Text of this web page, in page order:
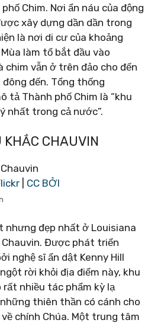
Chim. Nơi ẩn náu của động
xây dựng dần dần trong
là nơi di cư của khoảng
làm tổ bắt đầu vào
chim vẫn ở trên đảo cho đến
đến. Tổng thống
tả Thành phố Chim là “khu
nhất trong cả nước”.
CHAUVIN
CC BỞI
nhưng đẹp nhất ở Louisiana
Chauvin. Được phát triển
nghệ sĩ ẩn dật Kenny Hill
rời khỏi địa điểm này, khu
nhiều tác phẩm kỳ lạ
thiên thần có cánh cho
chính Chúa. Một trung tâm